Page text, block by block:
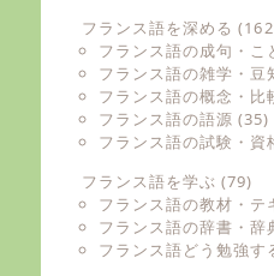
フランス語を深める
フランス語の成句・こ
フランス語の雑学・豆
フランス語の概念・比
フランス語の語源 (35)
フランス語の試験・資
フランス語を学ぶ (79)
フランス語の教材・テ
フランス語の辞書・辞
フランス語どう勉強す